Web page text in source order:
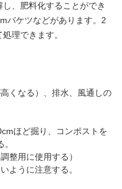
、肥料化することができ
バケツなどがあります。2
理できます。
くなる）、排水、風通しの
ほど掘り、コンポストを
整用に使用する）
ように注意する。